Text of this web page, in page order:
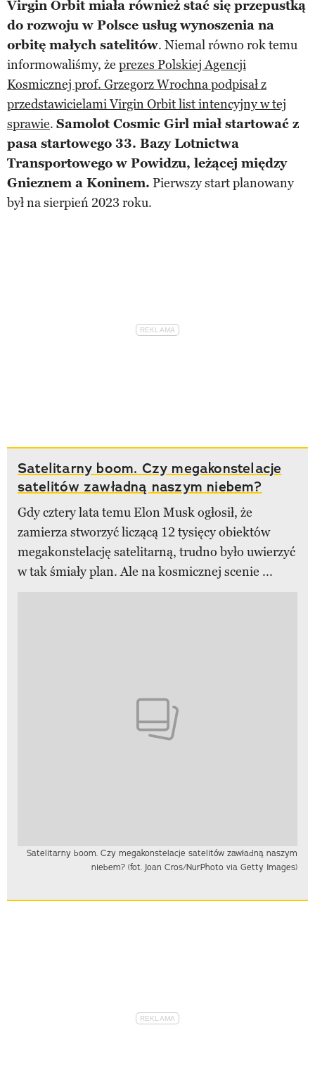
Virgin Orbit miała również stać się przepustką
do rozwoju w Polsce usług wynoszenia na
orbitę małych satelitów. Niemal równo rok temu
informowaliśmy, że prezes Polskiej Agencji
Kosmicznej prof. Grzegorz Wrochna podpisał z
przedstawicielami Virgin Orbit list intencyjny w tej
sprawie. Samolot Cosmic Girl miał startować z
pasa startowego 33. Bazy Lotnictwa
Transportowego w Powidzu, leżącej między
Gnieznem a Koninem. Pierwszy start planowany
był na sierpień 2023 roku.
Satelitarny boom. Czy megakonstelacje
satelitów zawładną naszym niebem?
Gdy cztery lata temu Elon Musk ogłosił, że
zamierza stworzyć liczącą 12 tysięcy obiektów
megakonstelację satelitarną, trudno było uwierzyć
w tak śmiały plan. Ale na kosmicznej scenie ...
Satelitarny boom. Czy megakonstelacje satelitów zawładną naszym
niebem? (fot. Joan Cros/NurPhoto via Getty Images)